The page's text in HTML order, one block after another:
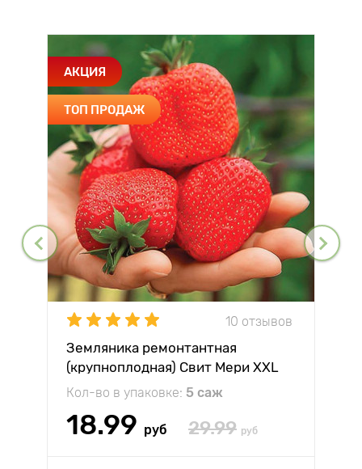
АКЦИЯ
ТОП ПРОДАЖ
10 отзывов
Земляника ремонтантная
(крупноплодная) Свит Мери XXL
Кол-во в упаковке: 5 саж
18.99 руб 29.99 руб